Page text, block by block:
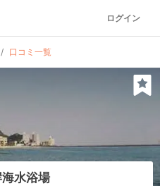
ログイン
口コミ一覧
水浴場